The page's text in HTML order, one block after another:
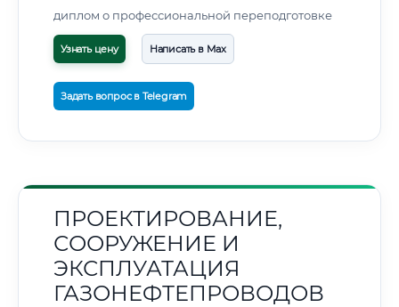
диплом о профессиональной переподготовке
Узнать цену Написать в Max
Задать вопрос в Telegram
ПРОЕКТИРОВАНИЕ,
СООРУЖЕНИЕ И
ЭКСПЛУАТАЦИЯ
ГАЗОНЕФТЕПРОВОДОВ